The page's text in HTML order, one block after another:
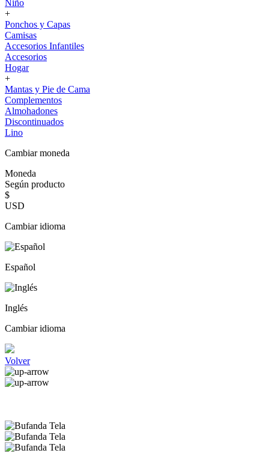
Niño
+
Ponchos y Capas
Camisas
Accesorios Infantiles
Accesorios
Hogar
+
Mantas y Pie de Cama
Complementos
Almohadones
Discontinuados
Lino
Cambiar moneda
Moneda
Según producto
$
USD
Cambiar idioma
Español
Inglés
Cambiar idioma
Volver